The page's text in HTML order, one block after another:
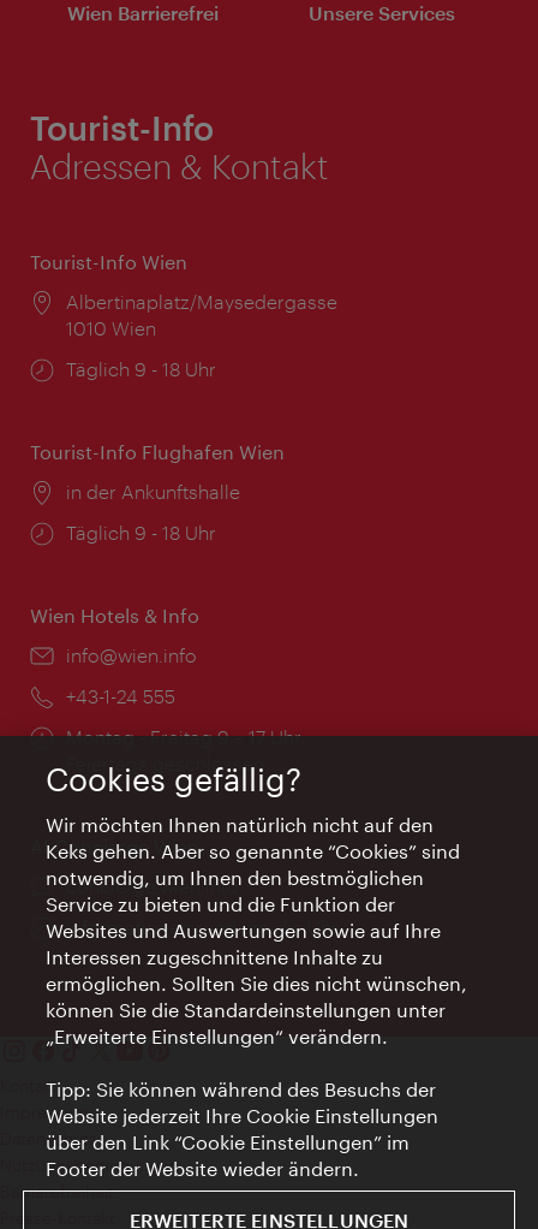
Wien Barrierefrei Unsere Services
Tourist-Info
Adressen & Kontakt
Tourist-Info Wien
Ort:
Albertinaplatz/Maysedergasse
1010 Wien
Öffnungszeiten:
Täglich 9 - 18 Uhr
Tourist-Info Flughafen Wien
Ort:
in der Ankunftshalle
Öffnungszeiten:
Täglich 9 - 18 Uhr
Wien Hotels & Info
Email:
info@wien.info
Telefon:
+43-1-24 555
Öffnungszeiten:
Montag - Freitag 9 – 17 Uhr
Feiertags geschlossen
AI Concierge Wien
Ort:
concierge.wien.info
Öffnungszeiten:
Informationen rund um die Uhr
Kontakt
Impressum
Datenschutz
Nutzungsbedingungen
Barrierefreiheit
Cookies gefällig?
Wir möchten Ihnen natürlich nicht auf den
Keks gehen. Aber so genannte “Cookies” sind
notwendig, um Ihnen den bestmöglichen
Service zu bieten und die Funktion der
Websites und Auswertungen sowie auf Ihre
Interessen zugeschnittene Inhalte zu
ermöglichen. Sollten Sie dies nicht wünschen,
können Sie die Standardeinstellungen unter
„Erweiterte Einstellungen“ verändern.
Tipp: Sie können während des Besuchs der
Website jederzeit Ihre Cookie Einstellungen
über den Link “Cookie Einstellungen” im
Footer der Website wieder ändern.
ERWEITERTE EINSTELLUNGEN